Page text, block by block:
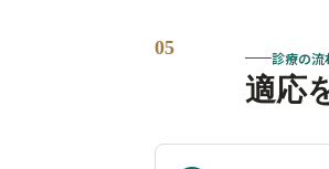
05 診療の流
適応